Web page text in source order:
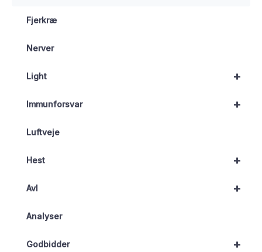
Fjerkræ
Nerver
+
Light
+
Immunforsvar
Luftveje
+
Hest
+
Avl
Analyser
+
Godbidder